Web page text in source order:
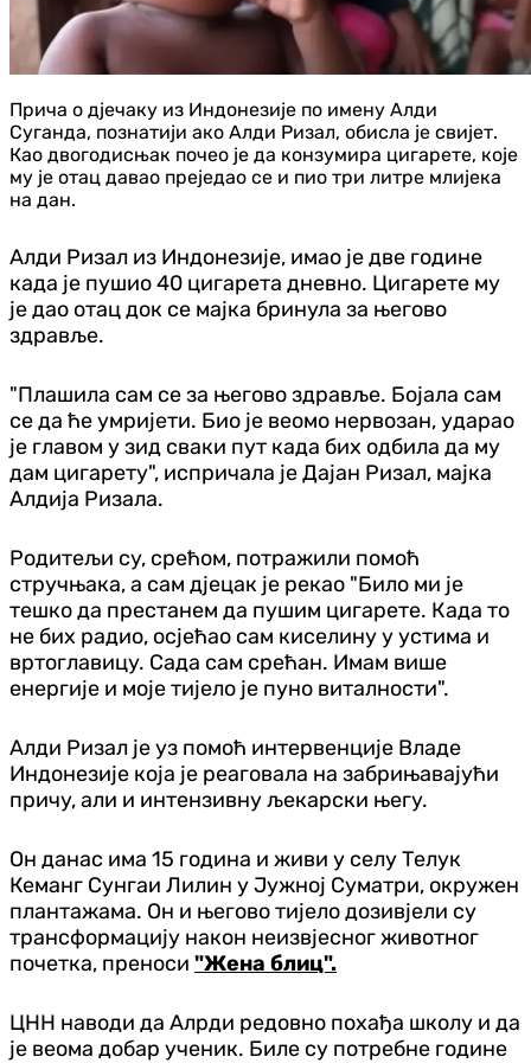
Прича о дjeчаку из Индонезије по имену Алди
Суганда, познатији ако Алди Ризал, обисла је свијет.
Као двогодисњак почео је да конзумира цигарете, које
му је отац давао преједао се и пио три литре млијека
на дан.
Алди Ризал из Индонезије, имао је две године
када је пушио 40 цигарета дневно. Цигарете му
је дао отац док се мајка бринула за његово
здравље.
"Плашила сам се за његово здравље. Бојала сам
се да ће умријети. Био је веомо нервозан, ударао
је главом у зид сваки пут када бих одбила да му
дам цигарету", испричала је Дајан Ризал, мајка
Алдија Ризала.
Родитељи су, срећом, потражили помоћ
стручњака, а сам дјецак је рекао "Било ми је
тешко да престанем да пушим цигарете. Када то
не бих радио, осјећао сам киселину у устима и
вртоглавицу. Сада сам срећан. Имам више
енергије и моје тијело је пуно виталности".
Алди Ризал је уз помоћ интервенције Владе
Индонезије која је реаговала на забрињавајући
причу, али и интензивну љекарски његу.
Он данас има 15 година и живи у селу Телук
Кеманг Сунгаи Лилин у Јужној Суматри, окружен
плантажама. Он и његово тијело дозивјели су
трансформацију након неизвјесног животног
почетка, преноси "Жена блиц".
ЦНН наводи да Алрди редовно похађа школу и да
је веома добар ученик. Биле су потребне године